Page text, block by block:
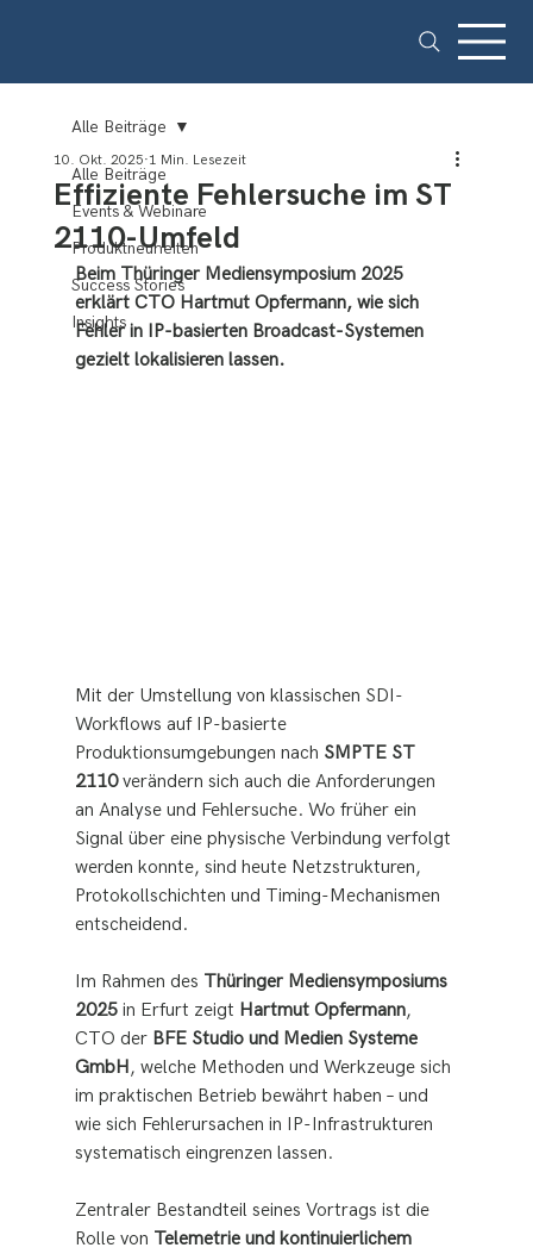
Alle Beiträge
Events & Webinare
Produktneuheiten
Success Stories
Insights
Alle Beiträge
Effiziente Fehlersuche im ST
2110-Umfeld
10. Okt. 2025 1 Min. Lesezeit
Beim Thüringer Mediensymposium 2025
erklärt CTO Hartmut Opfermann, wie sich
Fehler in IP-basierten Broadcast-Systemen
gezielt lokalisieren lassen.
Mit der Umstellung von klassischen SDI-
Workflows auf IP-basierte
Produktionsumgebungen nach SMPTE ST
2110 verändern sich auch die Anforderungen
an Analyse und Fehlersuche. Wo früher ein
Signal über eine physische Verbindung verfolgt
werden konnte, sind heute Netzstrukturen,
Protokollschichten und Timing-Mechanismen
entscheidend.
Im Rahmen des Thüringer Mediensymposiums
2025 in Erfurt zeigt Hartmut Opfermann,
CTO der BFE Studio und Medien Systeme
GmbH, welche Methoden und Werkzeuge sich
im praktischen Betrieb bewährt haben – und
wie sich Fehlerursachen in IP-Infrastrukturen
systematisch eingrenzen lassen.
Zentraler Bestandteil seines Vortrags ist die
Rolle von Telemetrie und kontinuierlichem